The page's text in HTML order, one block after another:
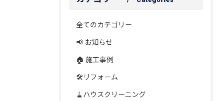
全てのカテゴリー
📢 お知らせ
🏠 施工事例
🛠️リフォーム
🧹ハウスクリーニング